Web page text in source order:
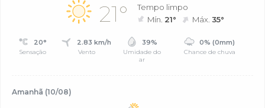
21°
Tempo limpo
Mín. 21° Máx.35°
20°
Sensação
2.83 km/h
Vento
39%
Umidade do
ar
0% (0mm)
Chance de chuva
Amanhã (10/08)